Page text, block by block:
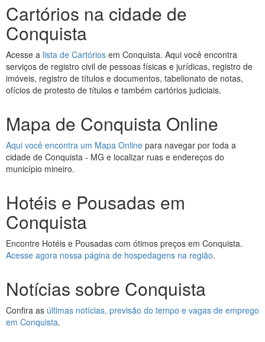
Cartórios na cidade de
Conquista
Acesse a lista de Cartórios em Conquista. Aqui você encontra
serviços de registro civil de pessoas físicas e jurídicas, registro de
imóveis, registro de títulos e documentos, tabelionato de notas,
ofícios de protesto de títulos e também cartórios judiciais.
Mapa de Conquista Online
Aqui você encontra um Mapa Online para navegar por toda a
cidade de Conquista - MG e localizar ruas e endereços do
município mineiro.
Hotéis e Pousadas em
Conquista
Encontre Hotéis e Pousadas com ótimos preços em Conquista.
Acesse agora nossa página de hospedagens na região.
Notícias sobre Conquista
Confira as últimas notícias, previsão do tempo e vagas de emprego
em Conquista.